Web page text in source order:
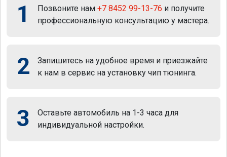
1 Позвоните нам +7 8452 99-13-76 и получите
профессиональную консультацию у мастера.
2
Запишитесь на удобное время и приезжайте
к нам в сервис на установку чип тюнинга.
3
Оставьте автомобиль на 1-3 часа для
индивидуальной настройки.